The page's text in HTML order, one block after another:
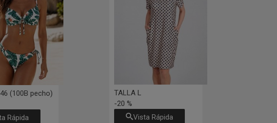
(100B pecho)
Rápida
TALLA L
-20 %
Vista Rápida